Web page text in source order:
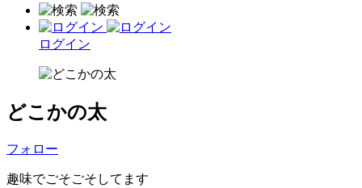
ログイン
どこかの太
フォロー
趣味でごそごそしてます